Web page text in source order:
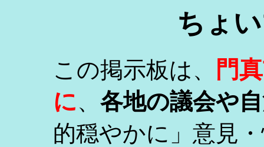
ちょ
この掲示板は、
門
に、 各地の議会や
的穏やかに」意見